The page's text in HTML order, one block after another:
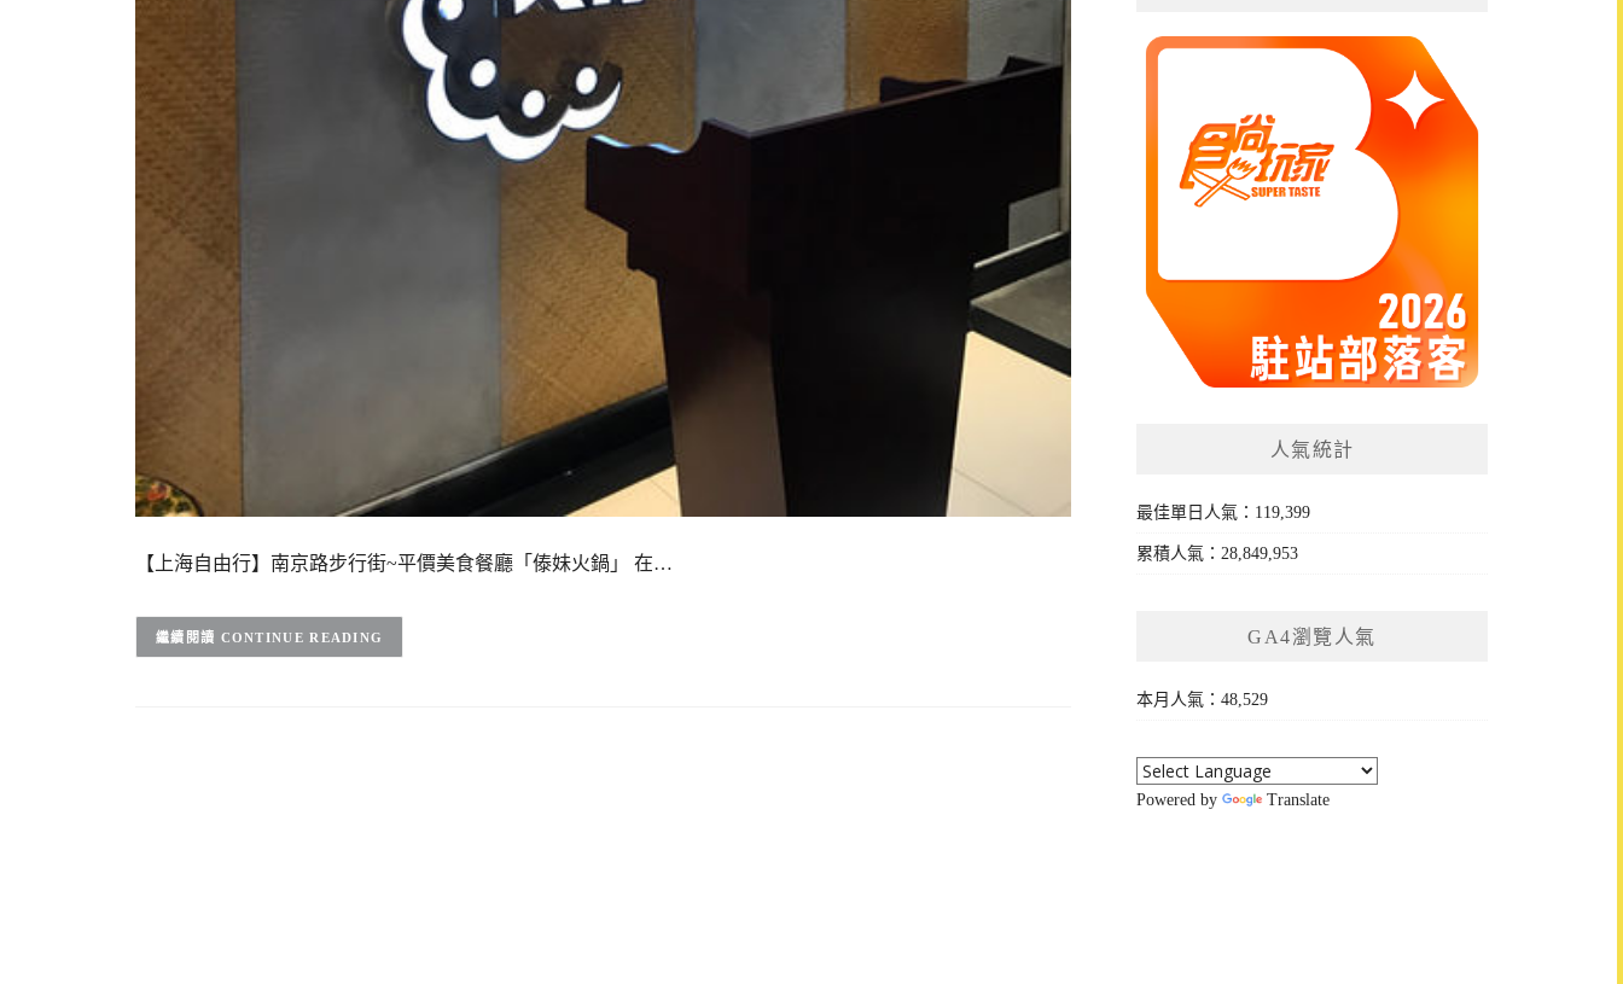
【上海自由行】南京路步行街~平價美食餐廳「傣妹火鍋」 在…
CONTINUE READING
人氣統計
最佳單日人氣：119,399
累積人氣：28,849,953
GA4瀏覽人氣
本月人氣：48,529
Powered by Translate